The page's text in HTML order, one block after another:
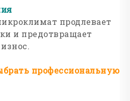
продлевает
и предотвращает
профессиональную